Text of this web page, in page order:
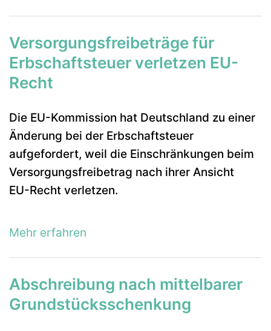
Versorgungsfreibeträge für
Erbschaftsteuer verletzen EU-
Recht
Die EU-Kommission hat Deutschland zu einer
Änderung bei der Erbschaftsteuer
aufgefordert, weil die Einschränkungen beim
Versorgungsfreibetrag nach ihrer Ansicht
EU-Recht verletzen.
Mehr erfahren
Abschreibung nach mittelbarer
Grundstücksschenkung